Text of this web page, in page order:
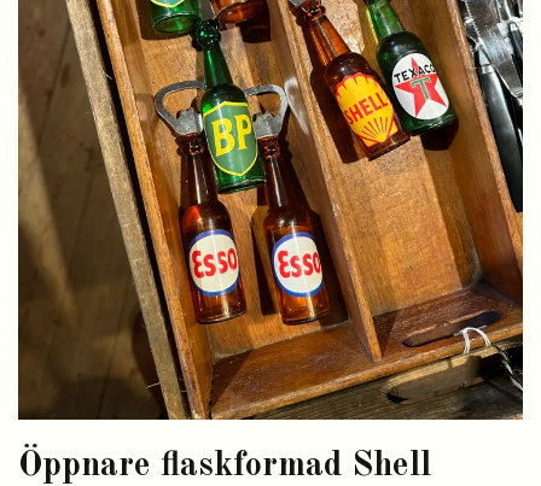
Öppnare flaskformad Shell